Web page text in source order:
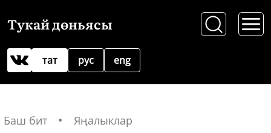
Тукай дөньясы
рус
тат eng
Баш бит Яңалыклар